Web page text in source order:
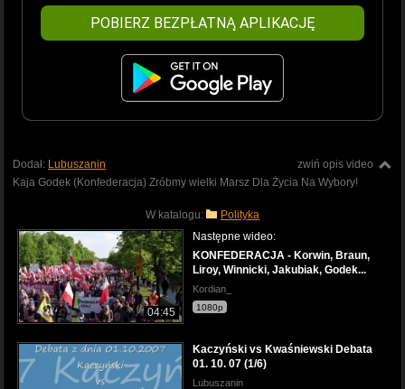
POBIERZ BEZPŁATNĄ APLIKACJĘ
zwiń opis video
Dodał: Lubuszanin
Kaja Godek (Konfederacja) Zróbmy wielki Marsz Dla Życia Na Wybory!
W katalogu: Polityka
04:45
Następne wideo:
KONFEDERACJA - Korwin, Braun,
Liroy, Winnicki, Jakubiak, Godek...
Kordian_
1080p
Kaczyński vs Kwaśniewski Debata
01. 10. 07 (1/6)
Lubuszanin